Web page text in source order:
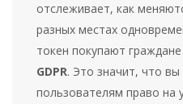
отслеживает, как
разных местах
токен покупают
GDPR. Это значит, что
пользователям право на